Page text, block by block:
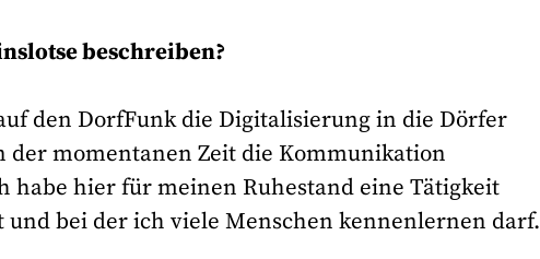
beschreiben?
den DorfFunk die Digitalisierung in die Dörfer
momentanen Zeit die Kommunikation
hier für meinen Ruhestand eine Tätigkeit
bei der ich viele Menschen kennenlernen darf.